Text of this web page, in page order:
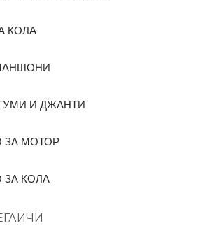
КОЛА
И ДЖАНТИ
ЗА МОТОР
ЗА КОЛА